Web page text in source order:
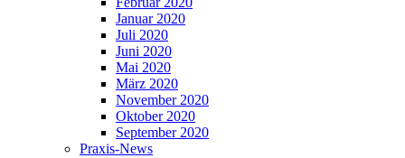
Januar 2020
Juli 2020
Juni 2020
Mai 2020
März 2020
November 2020
Oktober 2020
September 2020
Praxis-News